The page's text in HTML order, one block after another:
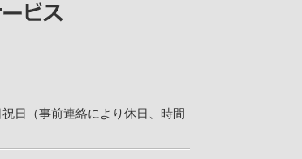
日（事前連絡により休日、時間